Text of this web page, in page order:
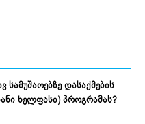
სამუშაოებზე დასაქმების
ხელფასი) პროგრამას?